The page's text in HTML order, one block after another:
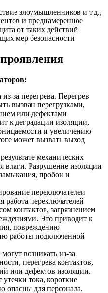
злоумышленников и т.д.,
и преднамеренное
от таких действий
мер безопасности
за перегрева. Перегрев
вызван перегрузками,
или дефектами
к деградации изоляции,
и увеличению
может вызвать выход
механических
влаги. Разрушение изоляции
пробои и
переключателей
работа переключателей
контактов, загрязнением
Это приводит к
повреждению
работы подключенной
возникать из-за
перегрева контактов,
или дефектов изоляции.
тока, короткие
опасны для персонала.